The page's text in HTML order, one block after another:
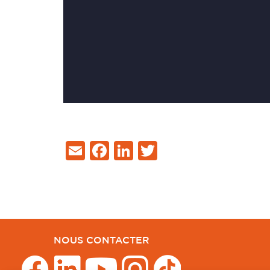
EmailFacebook
LinkedIn
NOUS CONTACTER